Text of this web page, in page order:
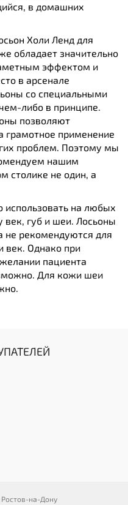
в домашних
Холи Ленд для
обладает значительно
эффектом и
в арсенале
со специальными
либо в принципе.
позволяют
грамотное применение
проблем. Поэтому мы
нашим
столике не один, а
на любых
губ и шеи. Лосьоны
не рекомендуются для
век. Однако при
пациента
Для кожи шеи
на-Дону